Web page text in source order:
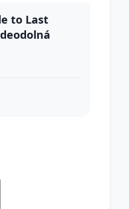
to Last
403 -